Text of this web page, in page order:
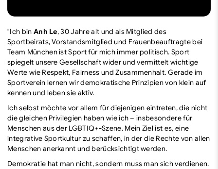
"Ich bin Anh Le, 30 Jahre alt und als Mitglied des
Sportbeirats, Vorstandsmitglied und Frauenbeauftragte bei
Team München ist Sport für mich immer politisch. Sport
spiegelt unsere Gesellschaft wider und vermittelt wichtige
Werte wie Respekt, Fairness und Zusammenhalt. Gerade im
Sportverein lernen wir demokratische Prinzipien von klein auf
kennen und leben sie aktiv.
Ich selbst möchte vor allem für diejenigen eintreten, die nicht
die gleichen Privilegien haben wie ich – insbesondere für
Menschen aus der LGBTIQ+-Szene. Mein Ziel ist es, eine
integrative Sportkultur zu schaffen, in der die Rechte von allen
Menschen anerkannt und berücksichtigt werden.
Demokratie hat man nicht, sondern muss man sich verdienen.